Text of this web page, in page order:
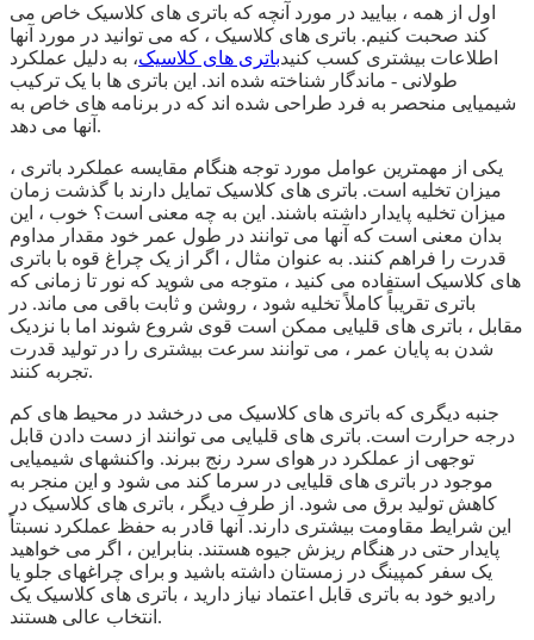
اول از همه ، بیایید در مورد آنچه که باتری های کلاسیک خاص می
کند صحبت کنیم. باتری های کلاسیک ، که می توانید در مورد آنها
اطلاعات بیشتری کسب کنیدباتری های کلاسیک، به دلیل عملکرد
طولانی - ماندگار شناخته شده اند. این باتری ها با یک ترکیب
شیمیایی منحصر به فرد طراحی شده اند که در برنامه های خاص به
آنها می دهد.
یکی از مهمترین عوامل مورد توجه هنگام مقایسه عملکرد باتری ،
میزان تخلیه است. باتری های کلاسیک تمایل دارند با گذشت زمان
میزان تخلیه پایدار داشته باشند. این به چه معنی است؟ خوب ، این
بدان معنی است که آنها می توانند در طول عمر خود مقدار مداوم
قدرت را فراهم کنند. به عنوان مثال ، اگر از یک چراغ قوه با باتری
های کلاسیک استفاده می کنید ، متوجه می شوید که نور تا زمانی که
باتری تقریباً کاملاً تخلیه شود ، روشن و ثابت باقی می ماند. در
مقابل ، باتری های قلیایی ممکن است قوی شروع شوند اما با نزدیک
شدن به پایان عمر ، می توانند سرعت بیشتری را در تولید قدرت
تجربه کنند.
جنبه دیگری که باتری های کلاسیک می درخشد در محیط های کم
درجه حرارت است. باتری های قلیایی می توانند از دست دادن قابل
توجهی از عملکرد در هوای سرد رنج ببرند. واکنشهای شیمیایی
موجود در باتری های قلیایی در سرما کند می شود و این منجر به
کاهش تولید برق می شود. از طرف دیگر ، باتری های کلاسیک در
این شرایط مقاومت بیشتری دارند. آنها قادر به حفظ عملکرد نسبتاً
پایدار حتی در هنگام ریزش جیوه هستند. بنابراین ، اگر می خواهید
یک سفر کمپینگ در زمستان داشته باشید و برای چراغهای جلو یا
رادیو خود به باتری قابل اعتماد نیاز دارید ، باتری های کلاسیک یک
انتخاب عالی هستند.